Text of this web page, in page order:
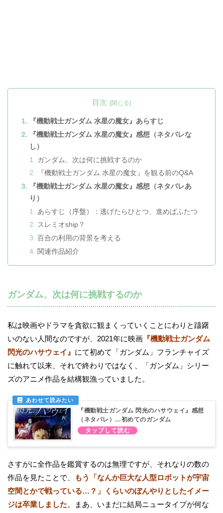
目次
『機動戦士ガンダム 水星の魔女』あらすじ
『機動戦士ガンダム 水星の魔女』感想（ネタバレな
し）
ガンダム、次は何に挑戦するのか
『機動戦士ガンダム 水星の魔女』を観る前のQ&A
『機動戦士ガンダム 水星の魔女』感想（ネタバレあ
り）
あらすじ（序盤）：逃げたらひとつ、進めばふたつ
スレミオship？
百合の利用の背景を考える
関連作品紹介
ガンダム、次は何に挑戦するのか
私は映画やドラマを貪欲に観まくっていくことにわりと躊躇
いのない人間なのですが、2021年に映画 『機動戦士ガンダム
閃光のハサウェイ』 にて初めて「ガンダム」フランチャイズ
に触れて以来、それで終わりではなく、「ガンダム」シリー
ズのアニメ作品を結構観漁っていました。
『機動戦士ガンダム 閃光のハサウェイ』感想
（ネタバレ）…初めてのガンダム
さすがに全作品を鑑賞するのは無理ですが、それなりの数の
作品を見たことで、
もう「なんか巨大な人型ロボットが宇宙
空間とかで戦っている…？」くらいのぼんやりとしたイメー
ジは卒業しました。まあ、いまだに結局ニュータイプが何な